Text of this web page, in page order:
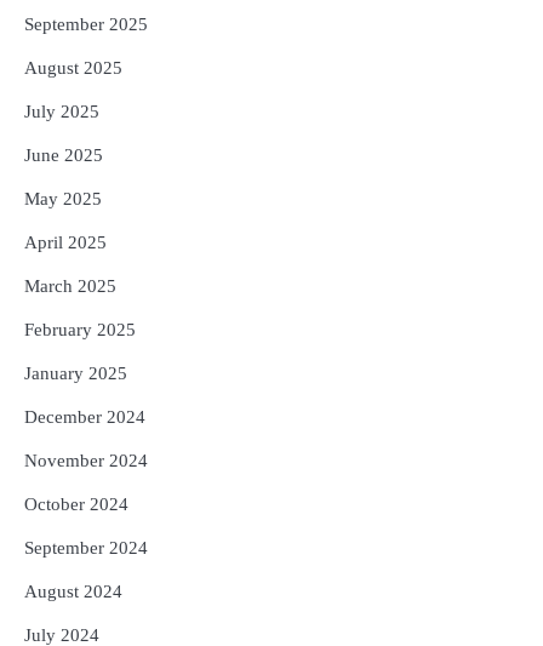
September 2025
August 2025
July 2025
June 2025
May 2025
April 2025
March 2025
February 2025
January 2025
December 2024
November 2024
October 2024
September 2024
August 2024
July 2024